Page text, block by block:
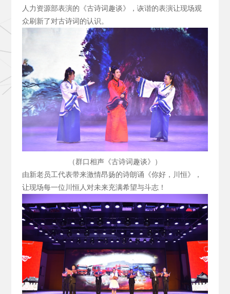
人力资源部表演的《古诗词趣谈》，诙谐的表演让现场观
众刷新了对古诗词的认识。
（群口相声《古诗词趣谈》）
由新老员工代表带来激情昂扬的诗朗诵《你好，川恒》，
让现场每一位川恒人对未来充满希望与斗志！